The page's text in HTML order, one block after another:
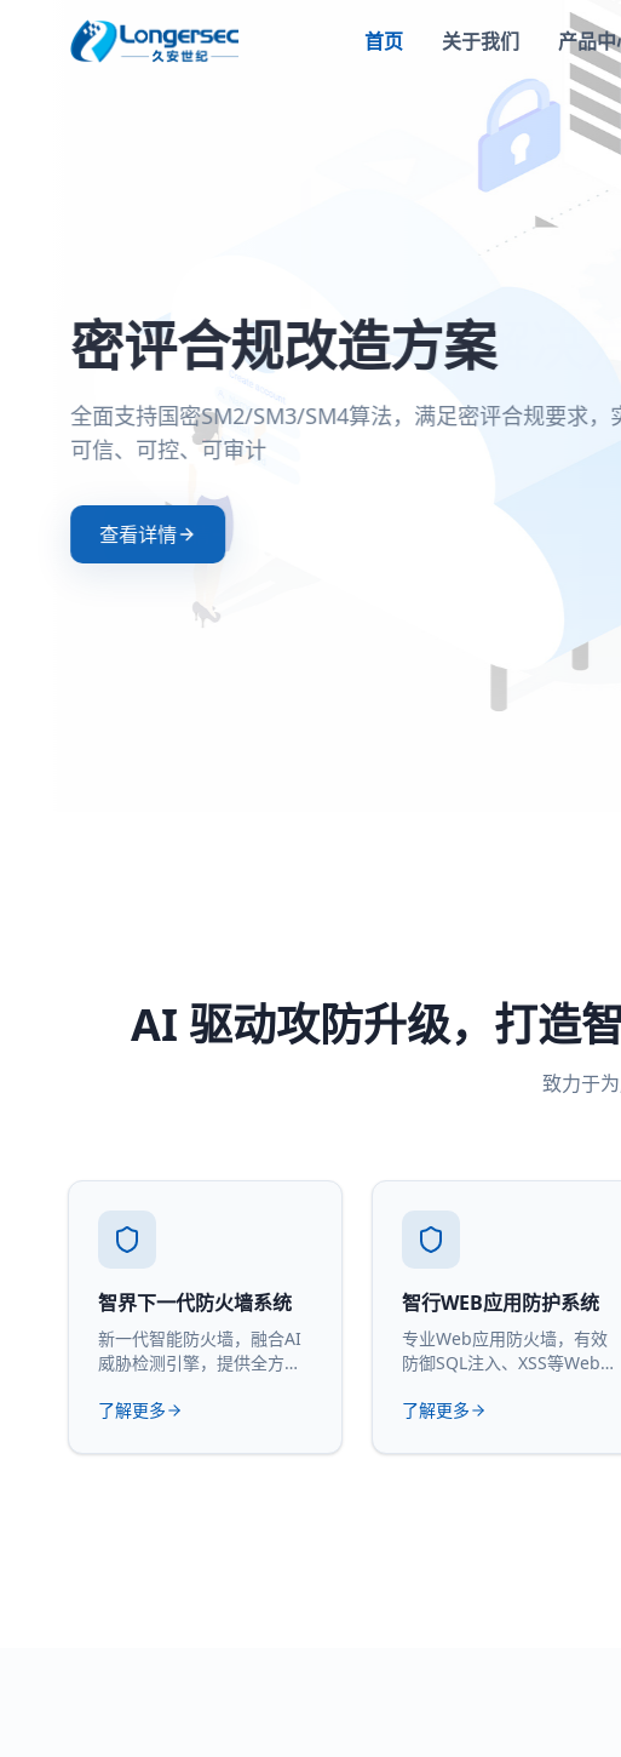
首页 关于我们 产品
一站式等保安全解决方
覆盖定级、备案、整改、测评全流程，助力企业快速
护测评，满足等保2.0合规要求
查看详情
密评合规改造方案
全面支持国密SM2/SM3/SM4算法，满足密评合规要求，
可信、可控、可审计
查看详情
两高一弱安全解决方案
聚焦高危漏洞、高危端口和弱口令治理，构建主动防
防护体系
查看详情
零信任安全接入解决方
基于零信任架构实现身份验证与动态授权，确保每一
证和持续评估
查看详情
AI 驱动攻防升级，打造
致力于
智界下一代防火墙系统
新一代智能防火墙，融合AI
威胁检测引擎，提供全方位
了解更多
智行WEB应用防护系统
专业Web应用防火墙，有效
防御SQL注入、XSS等Web
了解更多